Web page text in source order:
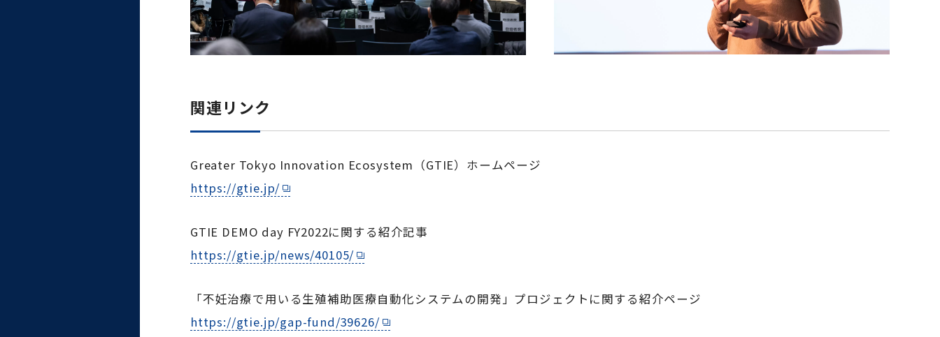
関連リンク
Greater Tokyo Innovation Ecosystem（GTIE）ホームページ
https://gtie.jp/
GTIE DEMO day FY2022に関する紹介記事
https://gtie.jp/news/40105/
「不妊治療で用いる生殖補助医療自動化システムの開発」プロジェクトに関する紹介ページ
https://gtie.jp/gap-fund/39626/